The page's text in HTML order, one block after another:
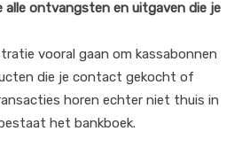
alle ontvangsten en uitgaven die je
vooral gaan om kassabonnen
die je contact gekocht of
horen echter niet thuis in
het bankboek.